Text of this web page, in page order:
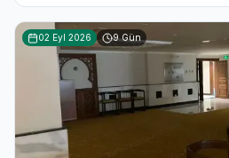
02 Eyl 2026 9Gün